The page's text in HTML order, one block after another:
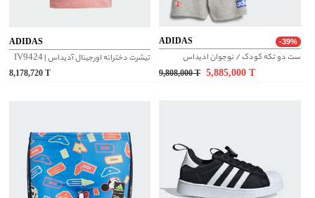
ADIDAS
تیشرت دخترانه اورجینال آدیداس | IV9424
8,178,720
ADIDAS -39%
ست دو تکه کودک / نوجوان ادیداس
9,808,000 T 5,885,000